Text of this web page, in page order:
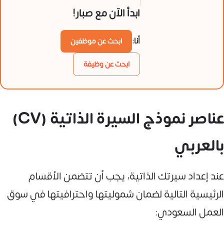
ابدأ الآن مع صبار!
أنا:
ابحث عن موظفين
ابحث عن وظيفة
عناصر نموذج السيرة الذاتية (CV)
بالعربي
عند إعداد سيرتك الذاتية، يجب أن تتضمن الأقسام
الرئيسية التالية لضمان شموليتها واحترافيتها في سوق
العمل السعودي: